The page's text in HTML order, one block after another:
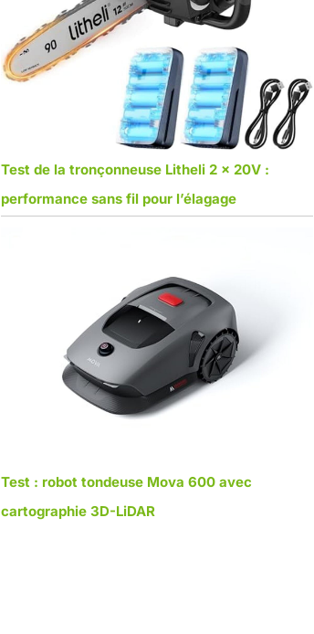
Test de la tronçonneuse Litheli 2 x 20V :
performance sans fil pour l’élagage
Test : robot tondeuse Mova 600 avec
cartographie 3D-LiDAR